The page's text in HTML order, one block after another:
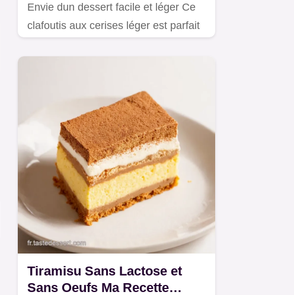
Envie dun dessert facile et léger Ce
clafoutis aux cerises léger est parfait
Tiramisu Sans Lactose et
Sans Oeufs Ma Recette